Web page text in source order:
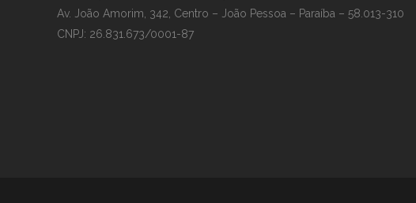
Av. João Amorim, 342, Centro – João Pessoa – Paraíba – 58.013-310
CNPJ: 26.831.673/0001-87